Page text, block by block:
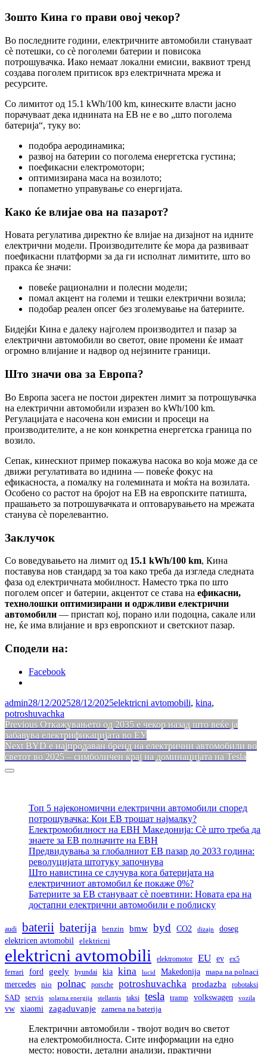
Зошто Кина го прави овој чекор?
Во последните години, електричните автомобили стануваат
сè потешки, со сè поголеми батерии и повисока
потрошувачка. Иако немаат локални емисии, ваквиот тренд
создава поголем притисок врз електричната мрежа и
ресурсите.
Со лимитот од 15.1 kWh/100 km, кинеските власти јасно
порачуваат дека иднината на ЕВ не е во „што поголема
батерија“, туку во:
подобра аеродинамика;
развој на батерии со поголема енергетска густина;
поефикасни електромотори;
оптимизирана маса на возилото;
попаметно управување со енергијата.
Како ќе влијае ова на пазарот?
Новата регулатива директно ќе влијае на дизајнот на идните
електрични модели. Производителите ќе мора да развиваат
поефикасни платформи за да ги исполнат лимитите, што во
пракса ќе значи:
повеќе рационални и полесни модели;
помал акцент на големи и тешки електрични возила;
подобар реален опсег без зголемување на батериите.
Бидејќи Кина е далеку најголем производител и пазар за
електрични автомобили во светот, овие промени ќе имаат
огромно влијание и надвор од нејзините граници.
Што значи ова за Европа?
Во Европа засега не постои директен лимит за потрошувачка
на електрични автомобили изразен во kWh/100 km.
Регулацијата е насочена кон емисии и просеци на
производителите, а не кон конкретна енергетска граница по
возило.
Сепак, кинескиот пример покажува насока во која може да се
движи регулативата во иднина — повеќе фокус на
ефикасноста, а помалку на големината и моќта на возилата.
Особено со растот на бројот на ЕВ на европските патишта,
прашањето за потрошувачката и оптоварувањето на мрежата
станува сè порелевантно.
Заклучок
Со воведувањето на лимит од 15.1 kWh/100 km, Кина
поставува нов стандард за тоа како треба да изгледа следната
фаза од електричната мобилност. Наместо трка по што
поголем опсег и батерии, акцентот се става на ефикасни,
технолошки оптимизирани и одржливи електрични
автомобили — пристап кој, порано или подоцна, сакале или
не, ќе има влијание и врз европскиот и светскиот пазар.
Сподели на:
Facebook
admin28/12/202528/12/2025elektricni avtomobili, kina,
potroshuvachka
Навигација
на
напис
Previous Previous
post:
Откажувањето од 2035 е чекор назад што веќе ја
забавува електрификацијата во ЕУ
Next Next
post:
BYD е најпродаван бренд на електрични автомобили во
светот во 2025 – симболичен крај на доминацијата на Tesla
Sidebar
Топ 5 најекономични електрични автомобили според
потрошувачка: Кои ЕВ трошат најмалку?
Електромобилност на ЕВН Македонија: Сè што треба да
знаете за ЕВ полначите на ЕВН
Предвидувања за глобалниот ЕВ пазар до 2033 година:
револуцијата штотуку започнува
Што навистина се случува кога батеријата на
електричниот автомобил ќе покаже 0%?
Батериите за ЕВ стануваат сè поевтини: Новата ера на
достапни електрични автомобили е поблиску
audi baterii baterija benzin bmw byd CO2 dizajn doseg
elektricen avtomobil elektricni
elektricni avtomobili elektromotor EU ev
ex5
ferrari
ford geely hyundai kia kina lucid Makedonija mapa na polnaci
mercedes nio polnac porsche potroshuvachka prodazba
robotaksi
SAD
servis solarna energija stellantis taksi tesla tramp volkswagen vozila
vw xiaomi zagaduvanje zamena na baterija
Електрични автомобили - твојот водич во светот
на електромобилноста. Сите информации на едно
место: новости, детални анализи, практични